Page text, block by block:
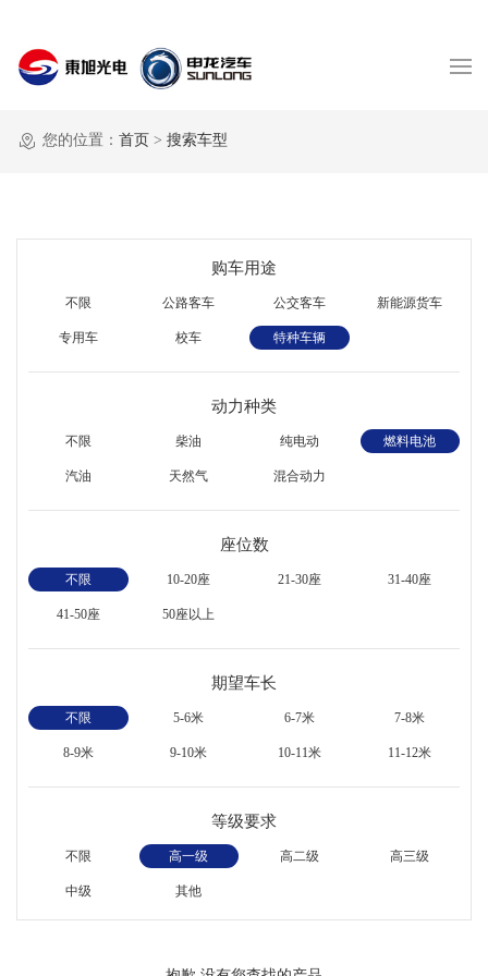
您的位置： 首页 > 搜索车型
购车用途
不限 公路客车 公交客车 新能源货车
专用车 校车 特种车辆
动力种类
不限 柴油 纯电动 燃料电池
汽油 天然气 混合动力
座位数
不限 10-20座 21-30座 31-40座
41-50座 50座以上
期望车长
不限 5-6米 6-7米 7-8米
8-9米 9-10米 10-11米 11-12米
等级要求
不限 高一级 高二级 高三级
中级 其他